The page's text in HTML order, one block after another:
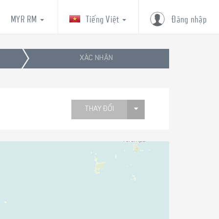
Đăng nhập
Tiếng Việt
MYR RM
XÁC NHẬN
THAY ĐỔI